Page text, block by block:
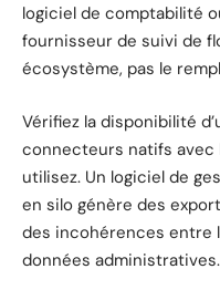
logiciel de comptabilité
fournisseur de suivi de
écosystème, pas le
Vérifiez la disponibilité
connecteurs natifs avec
utilisez. Un logiciel de
en silo génère des
des incohérences entre
données administratives.